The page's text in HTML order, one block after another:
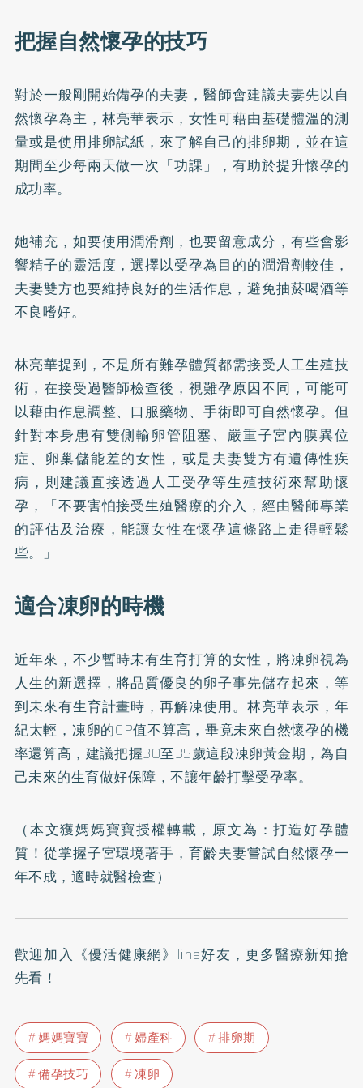
把握自然懷孕的技巧
對於一般剛開始備孕的夫妻，醫師會建議夫妻先以自
然懷孕為主，林亮華表示，女性可藉由基礎體溫的測
量或是使用排卵試紙，來了解自己的排卵期，並在這
期間至少每兩天做一次「功課」，有助於提升懷孕的
成功率。
她補充，如要使用潤滑劑，也要留意成分，有些會影
響精子的靈活度，選擇以受孕為目的的潤滑劑較佳，
夫妻雙方也要維持良好的生活作息，避免抽菸喝酒等
不良嗜好。
林亮華提到，不是所有難孕體質都需接受人工生殖技
術，在接受過醫師檢查後，視難孕原因不同，可能可
以藉由作息調整、口服藥物、手術即可自然懷孕。但
針對本身患有雙側輸卵管阻塞、嚴重子宮內膜異位
症、卵巢儲能差的女性，或是夫妻雙方有遺傳性疾
病，則建議直接透過人工受孕等生殖技術來幫助懷
孕，「不要害怕接受生殖醫療的介入，經由醫師專業
的評估及治療，能讓女性在懷孕這條路上走得輕鬆
些。」
適合凍卵的時機
近年來，不少暫時未有生育打算的女性，將凍卵視為
人生的新選擇，將品質優良的卵子事先儲存起來，等
到未來有生育計畫時，再解凍使用。林亮華表示，年
紀太輕，凍卵的CP值不算高，畢竟未來自然懷孕的機
率還算高，建議把握30至35歲這段凍卵黃金期，為自
己未來的生育做好保障，不讓年齡打擊受孕率。
（本文獲媽媽寶寶授權轉載，原文為：打造好孕體
質！從掌握子宮環境著手，育齡夫妻嘗試自然懷孕一
年不成，適時就醫檢查）
歡迎加入 《優活健康網》line好友 ，更多醫療新知搶
先看！
媽媽寶寶 婦產科
排卵期
備孕技巧
凍卵